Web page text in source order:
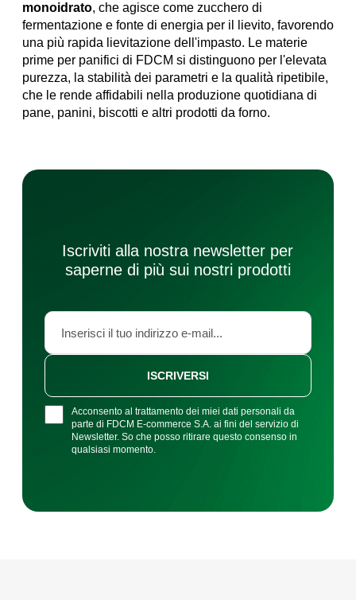
monoidrato, che agisce come zucchero di
fermentazione e fonte di energia per il lievito, favorendo
una più rapida lievitazione dell'impasto. Le materie
prime per panifici di FDCM si distinguono per l'elevata
purezza, la stabilità dei parametri e la qualità ripetibile,
che le rende affidabili nella produzione quotidiana di
pane, panini, biscotti e altri prodotti da forno.
Iscriviti alla nostra newsletter per
saperne di più sui nostri prodotti
Acconsento al trattamento dei miei dati personali da
parte di FDCM E-commerce S.A. ai fini del servizio di
Newsletter. So che posso ritirare questo consenso in
qualsiasi momento.
ISCRIVERSI